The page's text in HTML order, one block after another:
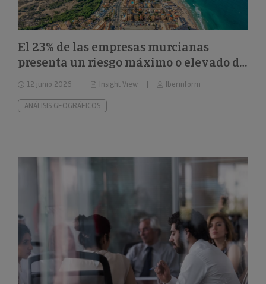
El 23% de las empresas murcianas
presenta un riesgo máximo o elevado de
impago
12 junio 2026 Insight View Iberinform
ANÁLISIS GEOGRÁFICOS